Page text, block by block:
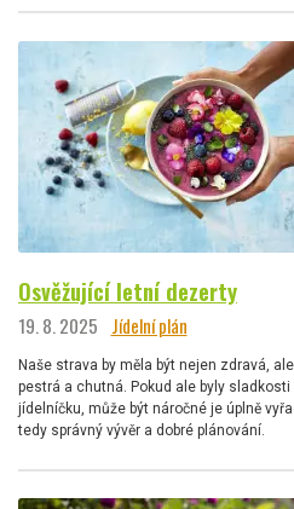
Osvěžující letní dezerty
19. 8. 2025 Jídelní plán
Naše strava by měla být nejen zdravá,
pestrá a chutná. Pokud ale byly
jídelníčku, může být náročné je úplně
tedy správný vývěr a dobré plánování.